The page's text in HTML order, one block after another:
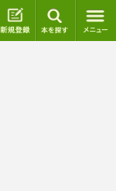
ログイン 新規登録